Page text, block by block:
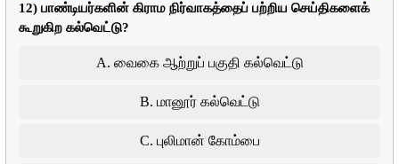
12) பாண்டியர்களின் கிராம நிர்வாகத்தைப் பற்றிய செய்திகளைக்
கூறுகிற கல்வெட்டு?
A. வைகை ஆற்றுப் பகுதி கல்வெட்டு
B. மானூர் கல்வெட்டு
C. புலிமான் கோம்பை